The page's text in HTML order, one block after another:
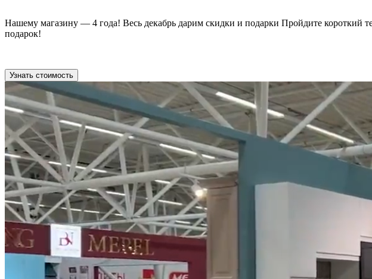
Нашему магазину — 4 года! Весь декабрь дарим скидки и подарки Пройдите короткий
подарок!
Узнать стоимость